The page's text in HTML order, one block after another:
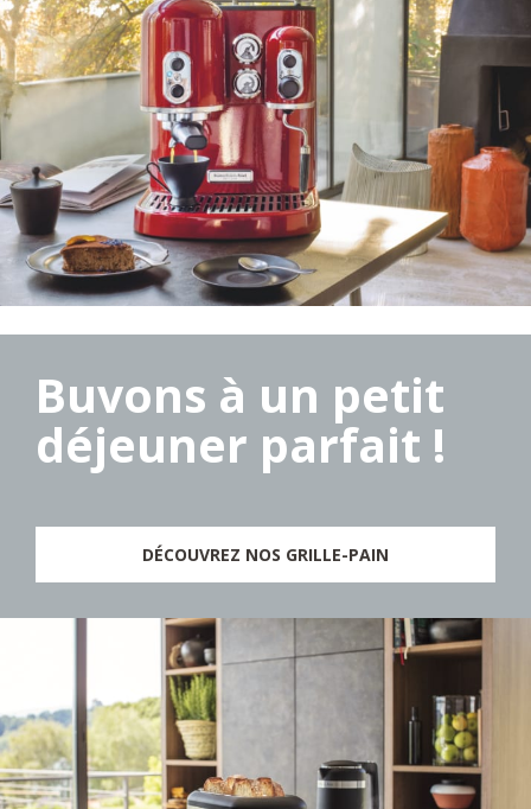
Buvons à un petit
déjeuner parfait !
DÉCOUVREZ NOS GRILLE-PAIN